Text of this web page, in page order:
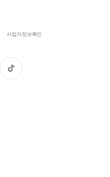
사업자정보확인
틱
톡